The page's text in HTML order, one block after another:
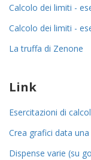
Calcolo dei limiti -
Calcolo dei limiti -
La truffa di Zenone
Link
Esercitazioni di
Crea grafici data
Dispense varie (su